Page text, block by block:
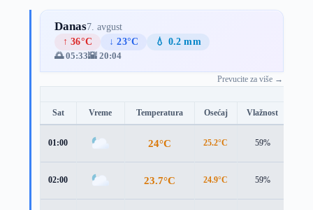
Danas7. avgust
↑ 36°C
↓ 23°C
💧 0.2 mm
🌅 05:33🌇 20:04
Prevucite za više →
Sat Vreme Temperatura Osećaj Vlažnost
01:00 24°C 25.2°C 59%
02:00 23.7°C 24.9°C 59%